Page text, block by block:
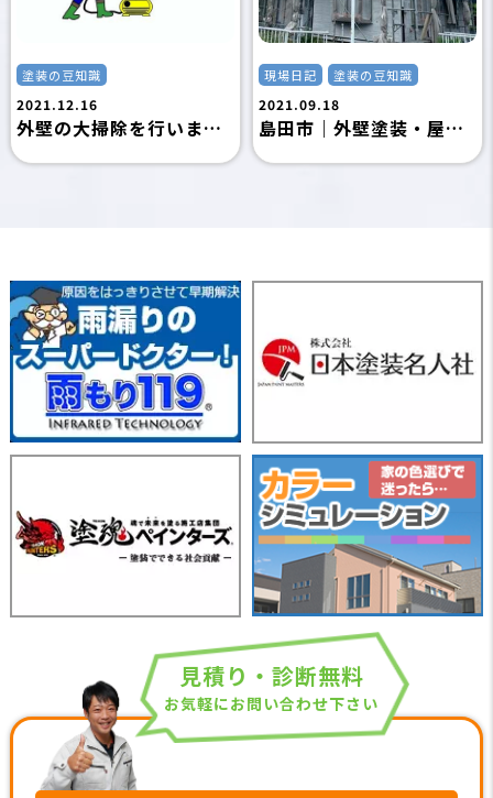
塗装の豆知識
2021.12.16
外壁の大掃除を行いましょう！｜島田市の外壁塗装専門店フジタ塗装
現場日記 塗装の豆知識
2021.09.18
島田市｜外壁塗装・屋根塗装｜施工中の注意点・台風対策｜島田市の外壁塗装専門店フジタ塗装
見積り・診断無料
お気軽にお問い合わせ下さい